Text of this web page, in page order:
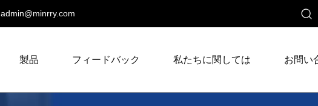
admin@minrry.com
製品 フィードバック 私たちに関しては お問い